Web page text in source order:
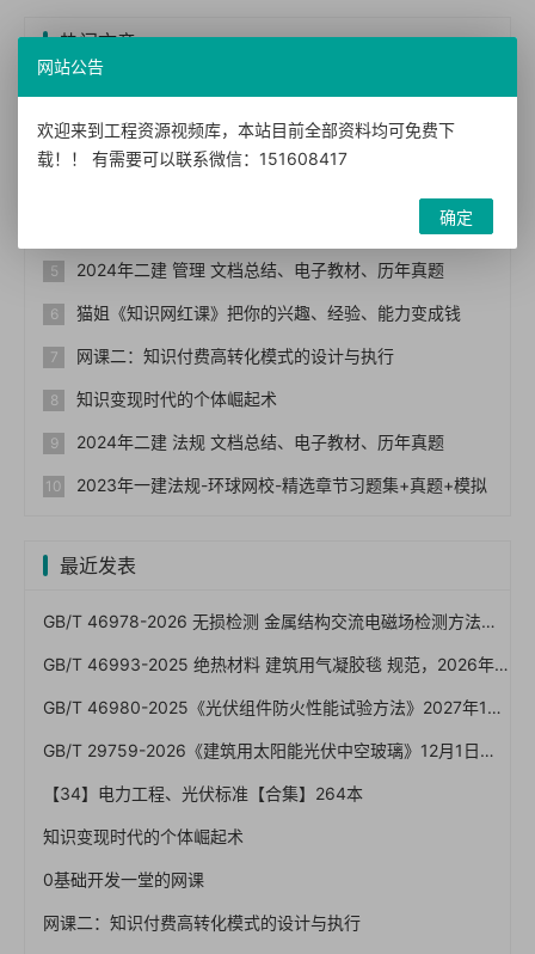
热门文章
热烈祝贺优选资源视频库（宝贝资源站bb006）网站正式上线！！
【免费下载】常用图集212本,16G101图集,水电安装图集-254本【01-0014】
2024年二建 管理 文档总结、电子教材、历年真题
猫姐《知识网红课》把你的兴趣、经验、能力变成钱
网课二：知识付费高转化模式的设计与执行
知识变现时代的个体崛起术
2024年二建 法规 文档总结、电子教材、历年真题
2023年一建法规-环球网校-精选章节习题集+真题+模拟
最近发表
GB/T 46978-2026 无损检测 金属结构交流电磁场检测方法（一文读懂）
GB/T 46993-2025 绝热材料 建筑用气凝胶毯 规范，2026年7月1日已实施！免费下载
GB/T 46980-2025《光伏组件防火性能试验方法》2027年1月1日实施：屋顶光伏防火怎么验、A/B/C级怎么卡
GB/T 29759-2026《建筑用太阳能光伏中空玻璃》12月1日实施：BIPV发电安全红线与验收怎么卡
【34】电力工程、光伏标准【合集】264本
知识变现时代的个体崛起术
0基础开发一堂的网课
网课二：知识付费高转化模式的设计与执行
网站公告
欢迎来到工程资源视频库，本站目前全部资料均可免费下
载！！ 有需要可以联系微信：151608417
确定